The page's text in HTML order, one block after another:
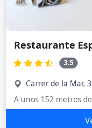
Restaurante
3.5
Carrer de la Mar,
A unos 152 metros